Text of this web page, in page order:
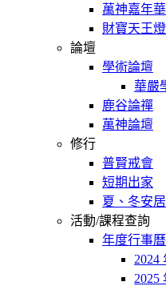
萬神嘉年華
財寶天王
論壇
學術論壇
華嚴
鹿谷論禪
萬神論壇
修行
普賢戒會
短期出家
夏、冬安居
活動/課程查詢
年度行事曆
2024
2025